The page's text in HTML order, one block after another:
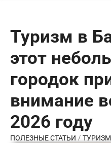
Туризм в
этот
городок
внимание
2026 году
ПОЛЕЗНЫЕ СТАТЬИ /